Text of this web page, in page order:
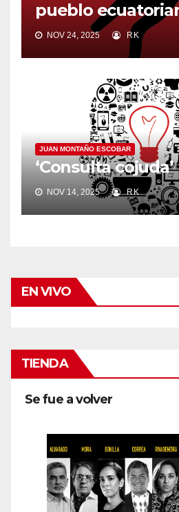
pueblo
NOV 24, 2025 RK
JUAN MONTAÑO ESCOBAR
‘Consulta cojuda’
NOV 14, 2025 RK
EN VIVO
TIENDA
Se fue a volver